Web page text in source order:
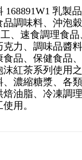
乳製品
調味料、沖泡穀
、速食調理食品
克力、調味品醬
品、保健食品、
沫紅茶系列使用
、濃縮糖漿、各
油脂、冷凍調
用。